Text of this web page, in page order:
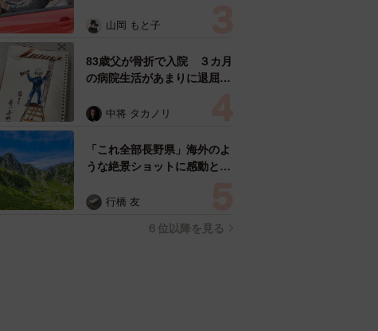
憩まで分刻み… 「大学生で
山岡 もと子
83歳父が骨折で入院 ３カ月
の病院生活があまりに退屈で
い！」→スケッチブックを見
すよ…」
中将 タカノリ
「これ全部長野県」海外のよ
うな絶景ショットに感動と反
ったんだって気づいた」
行橋 友
６位以降を見る